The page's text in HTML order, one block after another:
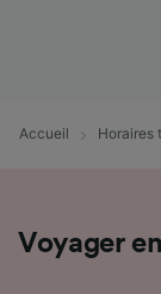
Accueil Horaires
Voyager
contenu
Liste de